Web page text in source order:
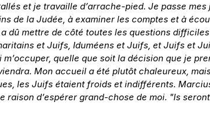
et je travaille d’arrache-pied. Je passe
de la Judée, à examiner les comptes et à
dû mettre de côté toutes les questions
et Juifs, Iduméens et Juifs, et Juifs et
quelle que soit la décision que je
Mon accueil a été plutôt chaleureux,
les Juifs étaient froids et indifférents.
raison d’espérer grand-chose de moi. "ls